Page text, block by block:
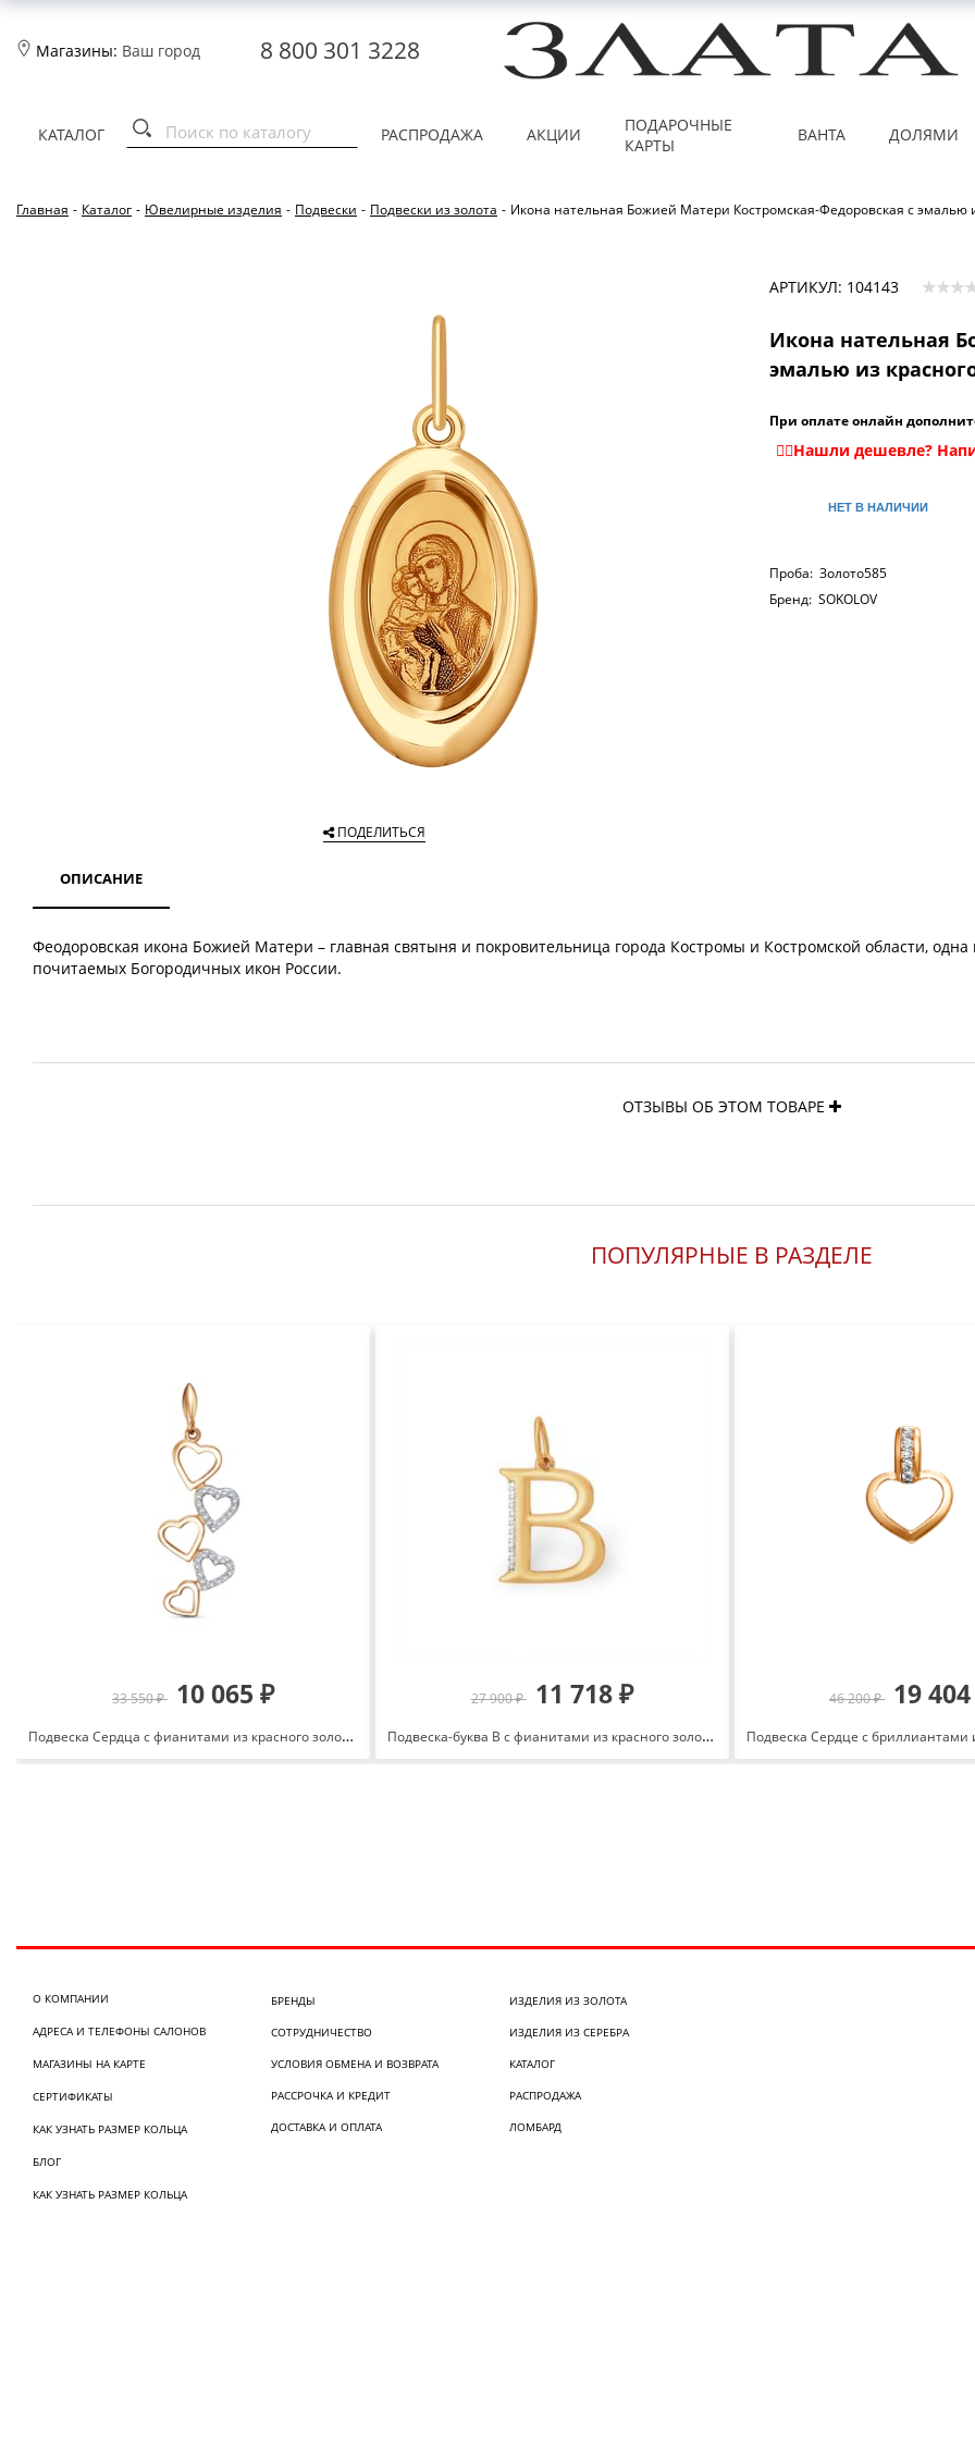
Магазины: Ваш город 8 800 301 3228
КАТАЛОГ РАСПРОДАЖА АКЦИИ
ПОДАРОЧНЫЕ
КАРТЫ
ВАНТА ДОЛЯМИ
Главная - Каталог - Ювелирные изделия - Подвески - Подвески из золота - Икона нательная Божией Матери Костромская-Федоровская с эмалью
ПОДЕЛИТЬСЯ
АРТИКУЛ: 104143
Икона нательная
эмалью из
При оплате онлайн
НЕТ В НАЛИЧИИ
Проба: Золото585
Бренд: SOKOLOV
ОПИСАНИЕ
Феодоровская икона Божией Матери – главная святыня и покровительница города Костромы и Костромской области, одна
почитаемых Богородичных икон России.
ОТЗЫВЫ ОБ ЭТОМ ТОВАРЕ
ПОПУЛЯРНЫЕ В РАЗДЕЛЕ
33 550 ₽ 10 065 ₽
Подвеска Сердца с фианитами из красного золота 585 3463207 1 1 1
27 900 ₽ 11 718 ₽
Подвеска-буква В с фианитами из красного золота 585 с родированием П1328417
46 200 ₽ 19
О КОМПАНИИ
АДРЕСА И ТЕЛЕФОНЫ САЛОНОВ
МАГАЗИНЫ НА КАРТЕ
СЕРТИФИКАТЫ
КАК УЗНАТЬ РАЗМЕР КОЛЬЦА
БЛОГ
КАК УЗНАТЬ РАЗМЕР КОЛЬЦА
БРЕНДЫ
СОТРУДНИЧЕСТВО
УСЛОВИЯ ОБМЕНА И ВОЗВРАТА
РАССРОЧКА И КРЕДИТ
ДОСТАВКА И ОПЛАТА
ИЗДЕЛИЯ ИЗ ЗОЛОТА
ИЗДЕЛИЯ ИЗ СЕРЕБРА
КАТАЛОГ
РАСПРОДАЖА
ЛОМБАРД